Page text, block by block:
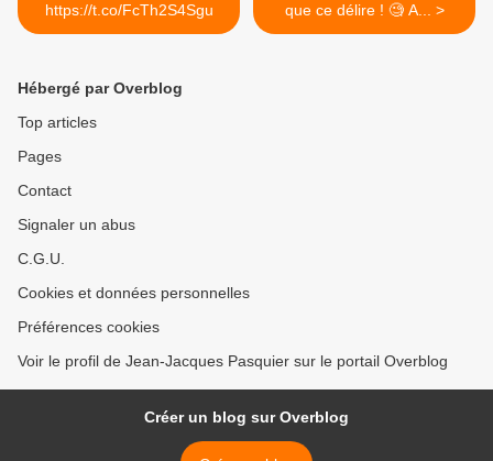
https://t.co/FcTh2S4Sgu
que ce délire ! 🧐 A... >
Hébergé par Overblog
Top articles
Pages
Contact
Signaler un abus
C.G.U.
Cookies et données personnelles
Préférences cookies
Voir le profil de Jean-Jacques Pasquier sur le portail Overblog
Créer un blog sur Overblog